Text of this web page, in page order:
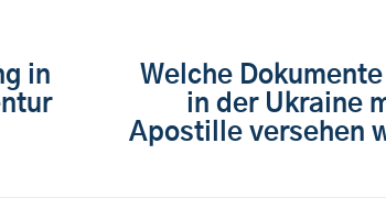
in
Welche
in der Ukraine
Apostille versehen